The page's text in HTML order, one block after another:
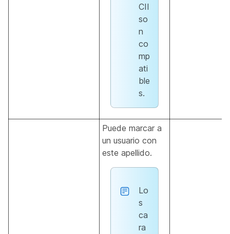
CII
so
n
co
mp
ati
ble
s.
Puede marcar a
un usuario con
este apellido.
Lo
s
ca
ra